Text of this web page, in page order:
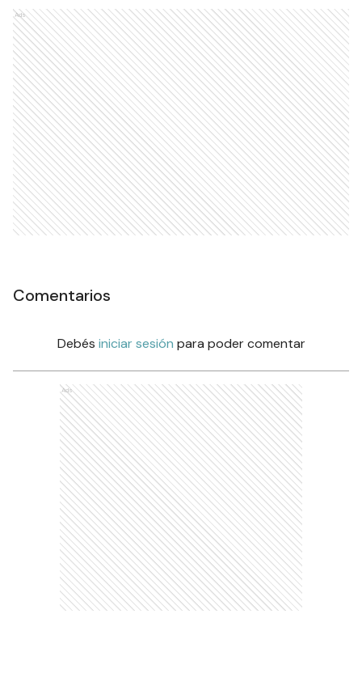
Ads
Comentarios
Debés iniciar sesión para poder comentar
Ads